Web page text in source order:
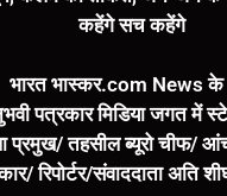
कहेंगे सच कहेंगे
भारत भास्कर.com News के
पत्रकार मिडिया जगत में
प्रमुख/ तहसील ब्यूरो चीफ/
रिपोर्टर/संवाददाता अति